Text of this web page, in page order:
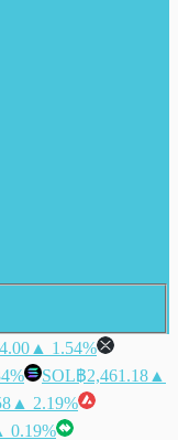
▲ 1.54%
SOL฿2,461.18 ▲
▲ 2.19%
0.19%